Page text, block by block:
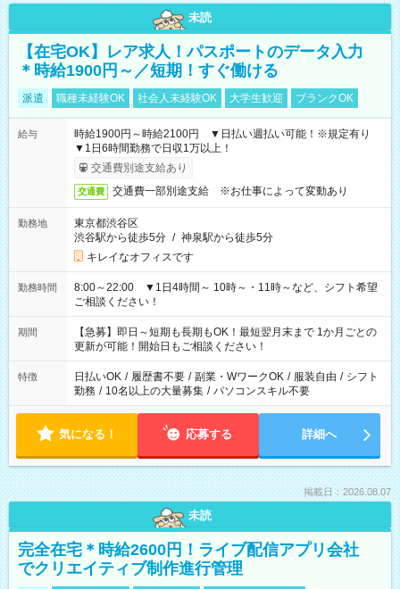
未読
【在宅OK】レア求人！パスポートのデータ入力
＊時給1900円～／短期！すぐ働ける
派遣 職種未経験OK 社会人未経験OK 大学生歓迎 ブランクOK
給与
時給1900円～時給2100円 ▼日払い週払い可能！※規定有り
▼1日6時間勤務で日収1万以上！
交通費別途支給あり
交通費 交通費一部別途支給 ※お仕事によって変動あり
勤務地
東京都渋谷区
渋谷駅から徒歩5分 / 神泉駅から徒歩5分
キレイなオフィスです
勤務時間
8:00～22:00 ▼1日4時間～ 10時～・11時～など、シフト希望
ご相談ください！
期間
【急募】即日～短期も長期もOK！最短翌月末まで 1か月ごとの
更新が可能！開始日もご相談ください！
特徴 日払いOK / 履歴書不要 / 副業・WワークOK / 服装自由 / シフト
勤務 / 10名以上の大量募集 / パソコンスキル不要
気になる！ 応募する 詳細へ
掲載日：2026.08.07
未読
完全在宅＊時給2600円！ライブ配信アプリ会社
でクリエイティブ制作進行管理